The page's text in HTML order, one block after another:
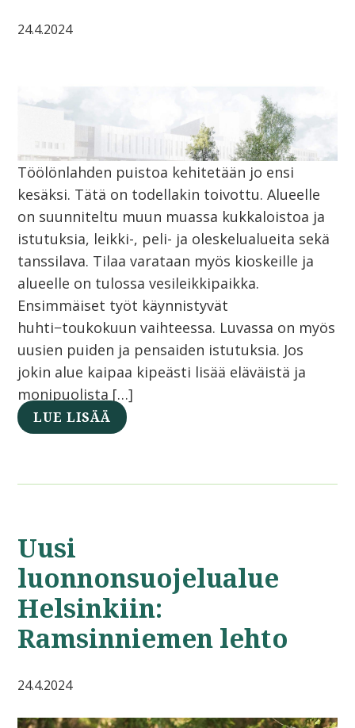
24.4.2024
Töölönlahden puistoa kehitetään jo ensi
kesäksi. Tätä on todellakin toivottu. Alueelle
on suunniteltu muun muassa kukkaloistoa ja
istutuksia, leikki-, peli- ja oleskelualueita sekä
tanssilava. Tilaa varataan myös kioskeille ja
alueelle on tulossa vesileikkipaikka.
Ensimmäiset työt käynnistyvät
huhti−toukokuun vaihteessa. Luvassa on myös
uusien puiden ja pensaiden istutuksia. Jos
jokin alue kaipaa kipeästi lisää eläväistä ja
monipuolista […]
LUE LISÄÄ
Uusi
luonnonsuojelualue
Helsinkiin:
Ramsinniemen lehto
24.4.2024